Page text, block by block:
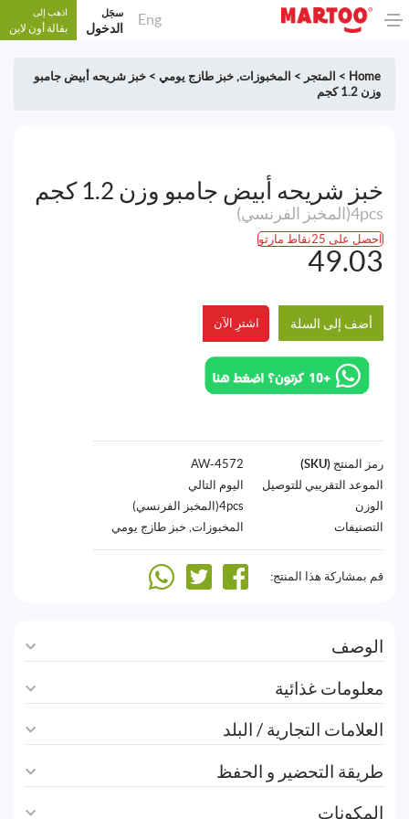
Eng سجَل
الدخول
اذهب إلى
بقالة أون لاين
Home
> المتجر > المخبوزات, خبز طازج يومي > خبز شريحه أبيض جامبو
وزن 1.2 كجم
خبز شريحه أبيض جامبو وزن 1.2 كجم
4pcs(المخبز الفرنسي)
احصل على 25نقاط مارتو
49.03
أضف إلى السلة اشترِ الآن
رمز المنتج (SKU)
4572-AW
الموعد التقريبي للتوصيل
اليوم التالي
الوزن
4pcs(المخبز الفرنسي)
التصنيفات
المخبوزات, خبز طازج يومي
قم بمشاركة هذا المنتج:
الوصف
معلومات غذائية
العلامات التجارية / البلد
طريقة التحضير و الحفظ
المكونات